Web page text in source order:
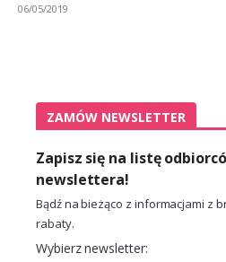
06/05/2019
ZAMÓW NEWSLETTER
Zapisz się na listę
newslettera!
Bądź na bieżąco z informacjami z
rabaty.
Wybierz newsletter: